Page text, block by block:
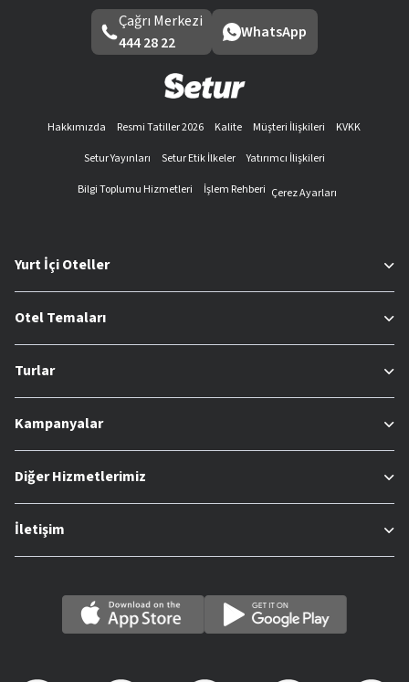
Çağrı Merkezi
444 28 22
WhatsApp
Hakkımızda Resmi Tatiller 2026 Kalite Müşteri İlişkileri
KVKK
Setur Yayınları
Setur Etik İlkeler
Yatırımcı İlişkileri
Bilgi Toplumu Hizmetleri
İşlem Rehberi Çerez Ayarları
Yurt İçi Oteller
Otel Temaları
Turlar
Kampanyalar
Diğer Hizmetlerimiz
İletişim